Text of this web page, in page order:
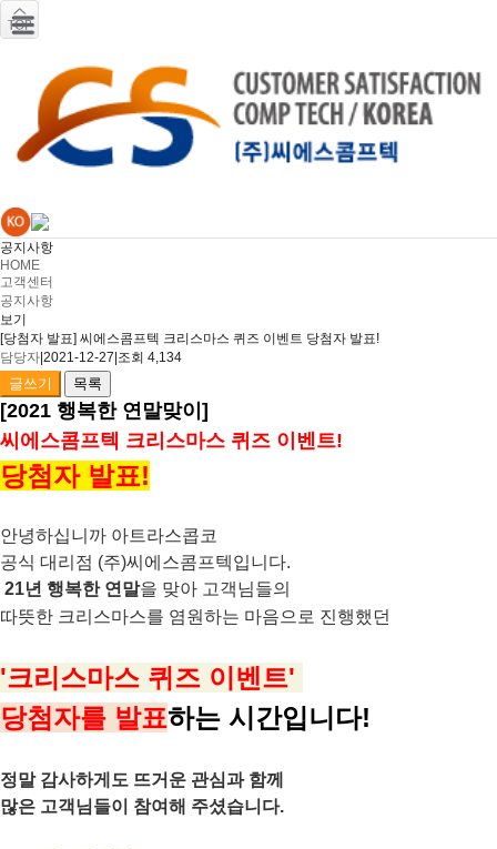
공지사항
HOME
고객센터
공지사항
보기
[당첨자 발표] 씨에스콤프텍 크리스마스 퀴즈 이벤트 당첨자 발표!
담당자 2021-12-27 조회 4,134
글쓰기 목록
[2021 행복한 연말맞이]
씨에스콤프텍 크리스마스 퀴즈 이벤트!
당첨자 발표!
안녕하십니까 아트라스콥코
공식 대리점 (주)씨에스콤프텍입니다.
21년 행복한 연말을 맞아 고객님들의
따뜻한 크리스마스를 염원하는 마음으로 진행했던
'크리스마스 퀴즈 이벤트'
당첨자를 발표하는 시간입니다!
정말 감사하게도 뜨거운 관심과 함께
많은 고객님들이 참여해 주셨습니다.